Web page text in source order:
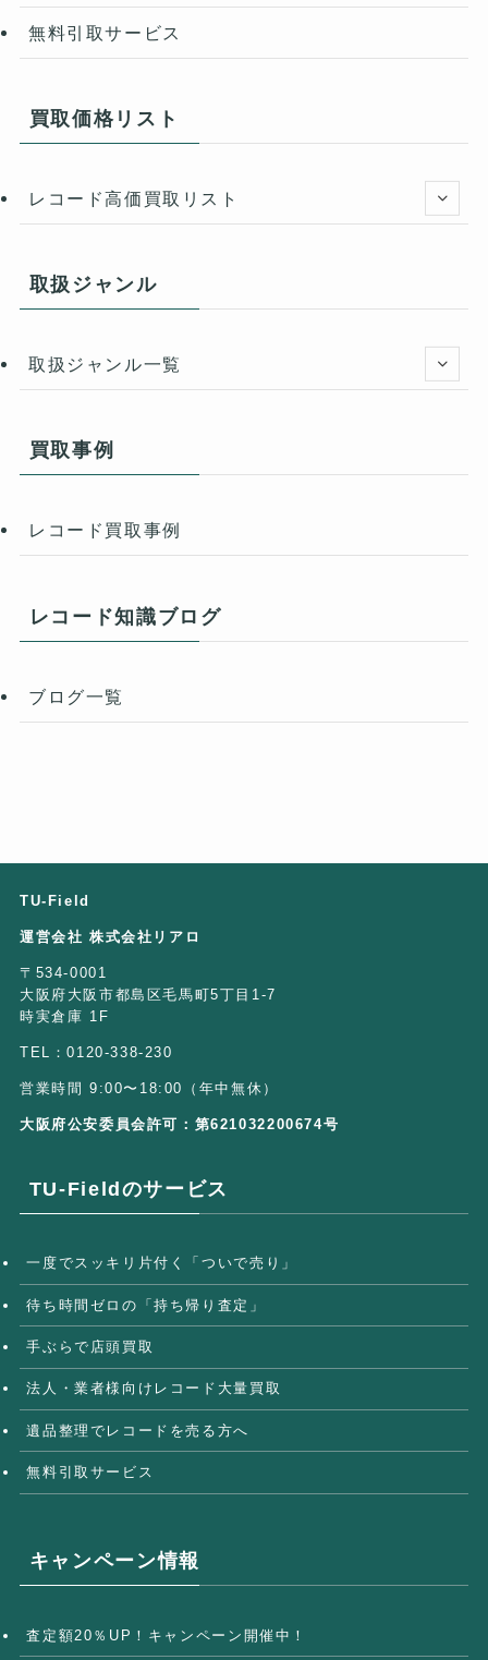
無料引取サービス
買取価格リスト
レコード高価買取リスト
取扱ジャンル
取扱ジャンル一覧
買取事例
レコード買取事例
レコード知識ブログ
ブログ一覧
TU-Field
運営会社 株式会社リアロ
〒534-0001
大阪府大阪市都島区毛馬町5丁目1-7
時実倉庫 1F
TEL：0120-338-230
営業時間 9:00〜18:00（年中無休）
大阪府公安委員会許可：第621032200674号
TU-Fieldのサービス
一度でスッキリ片付く「ついで売り」
待ち時間ゼロの「持ち帰り査定」
手ぶらで店頭買取
法人・業者様向けレコード大量買取
遺品整理でレコードを売る方へ
無料引取サービス
キャンペーン情報
査定額20％UP！キャンペーン開催中！